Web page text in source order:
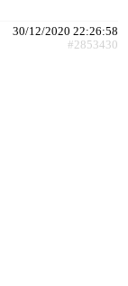
30/12/2020 22:26:58
#2853430